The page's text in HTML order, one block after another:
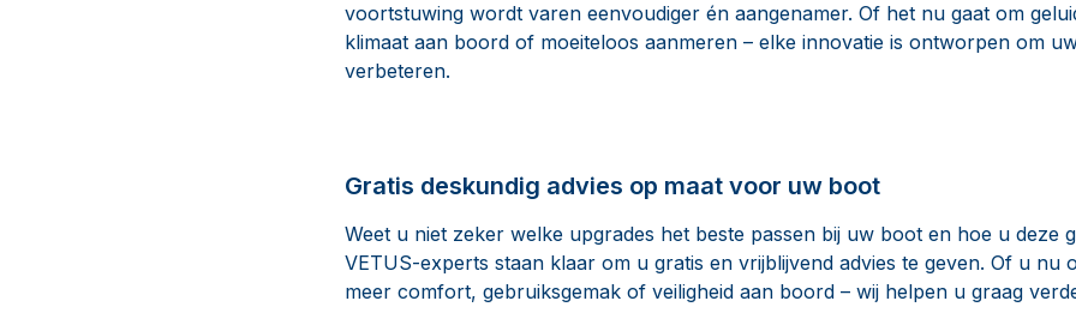
voortstuwing wordt varen eenvoudiger én aangenamer. Of het nu gaat om
klimaat aan boord of moeiteloos aanmeren – elke innovatie is ontworpen om
verbeteren.
Gratis deskundig advies op maat voor uw boot
Weet u niet zeker welke upgrades het beste passen bij uw boot en hoe u deze
VETUS-experts staan klaar om u gratis en vrijblijvend advies te geven. Of u nu
meer comfort, gebruiksgemak of veiligheid aan boord – wij helpen u graag